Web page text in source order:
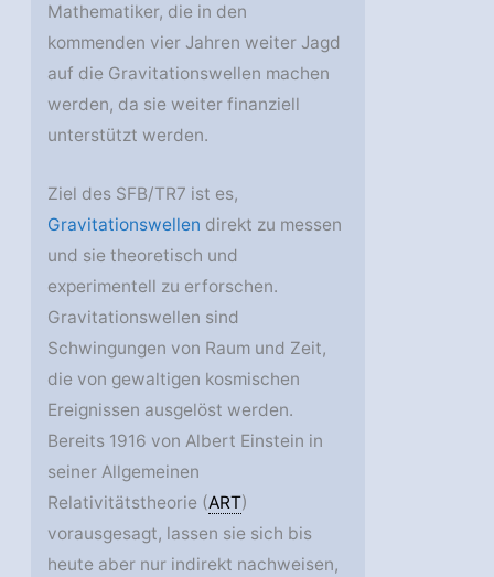
Mathematiker, die in den
kommenden vier Jahren weiter Jagd
auf die Gravitationswellen machen
werden, da sie weiter finanziell
unterstützt werden.
Ziel des SFB/TR7 ist es,
Gravitationswellen direkt zu messen
und sie theoretisch und
experimentell zu erforschen.
Gravitationswellen sind
Schwingungen von Raum und Zeit,
die von gewaltigen kosmischen
Ereignissen ausgelöst werden.
Bereits 1916 von Albert Einstein in
seiner Allgemeinen
Relativitätstheorie (ART)
vorausgesagt, lassen sie sich bis
heute aber nur indirekt nachweisen,